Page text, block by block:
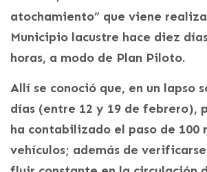
atochamiento” que viene
Municipio lacustre hace diez
horas, a modo de Plan Piloto.
Allí se conoció que, en un lapso
días (entre 12 y 19 de febrero),
ha contabilizado el paso de 100
vehículos; además de